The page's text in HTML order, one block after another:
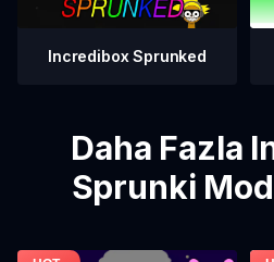
Incredibox Sprunked
Daha Fazla
Sprunki